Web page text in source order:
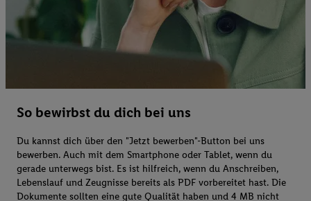
So bewirbst du dich bei uns
Du kannst dich über den "Jetzt bewerben"-Button bei uns
bewerben. Auch mit dem Smartphone oder Tablet, wenn du
gerade unterwegs bist. Es ist hilfreich, wenn du Anschreiben,
Lebenslauf und Zeugnisse bereits als PDF vorbereitet hast. Die
Dokumente sollten eine gute Qualität haben und 4 MB nicht